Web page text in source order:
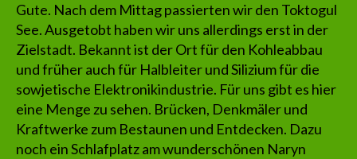
Gute. Nach dem Mittag passierten wir den Toktogul
See. Ausgetobt haben wir uns allerdings erst in der
Zielstadt. Bekannt ist der Ort für den Kohleabbau
und früher auch für Halbleiter und Silizium für die
sowjetische Elektronikindustrie. Für uns gibt es hier
eine Menge zu sehen. Brücken, Denkmäler und
Kraftwerke zum Bestaunen und Entdecken. Dazu
noch ein Schlafplatz am wunderschönen Naryn